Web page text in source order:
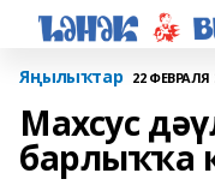
Яңылыҡтар 22 ФЕВРАЛЯ
Махсус
барлыҡҡа